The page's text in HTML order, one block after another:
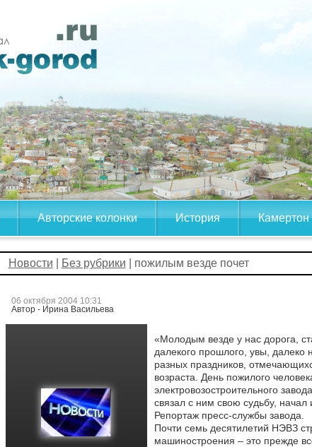
Авторские колонки История Камертон
Новости Без рубрики | пожилым везде почет
06 октября 2004 10:31
Автор - Ирина Васильева
«Молодым везде у нас дорога,
далекого прошлого, увы,
разных праздников,
возраста. День пожилого
электровозостроительного
связал с ним свою судьбу,
Репортаж пресс-службы завода.
Почти семь десятилетий НЭВЗ
машиностроения – это прежде